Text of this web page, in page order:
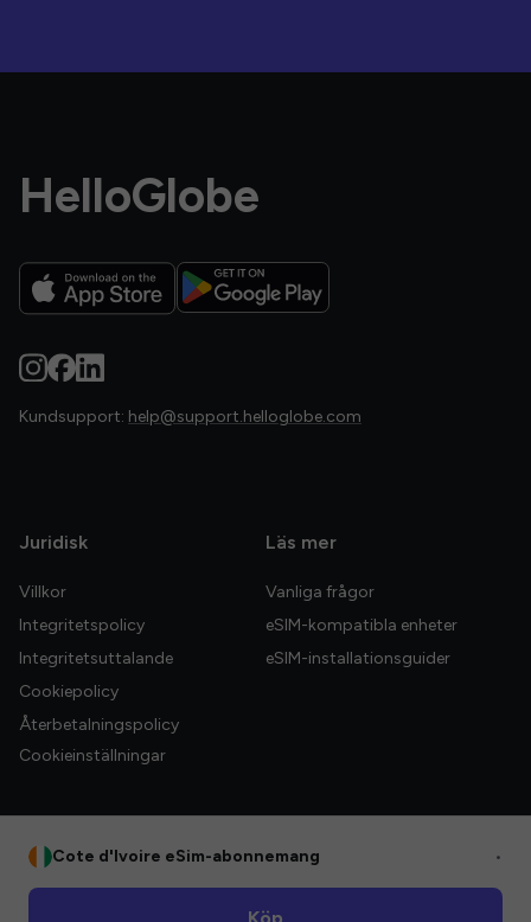
HelloGlobe
Kundsupport: help@support.helloglobe.com
Juridisk
Villkor
Integritetspolicy
Integritetsuttalande
Cookiepolicy
Återbetalningspolicy
Cookieinställningar
Läs mer
Vanliga frågor
eSIM-kompatibla enheter
eSIM-installationsguider
Cote d'Ivoire eSim-abonnemang •